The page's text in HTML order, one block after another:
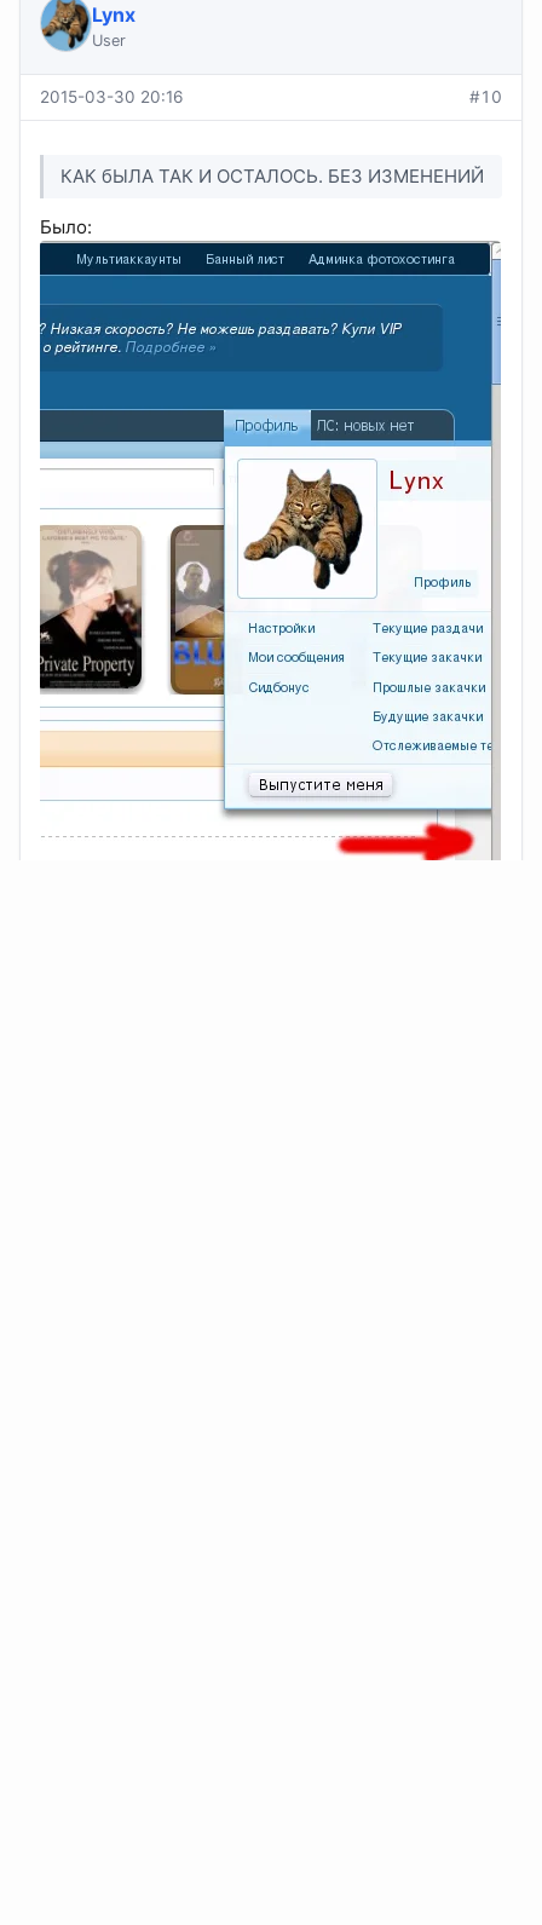
Lynx
User
2015-03-30 20:16 #10
КАК бЫЛА ТАК И ОСТАЛОСЬ. БЕЗ ИЗМЕНЕНИЙ
Было: